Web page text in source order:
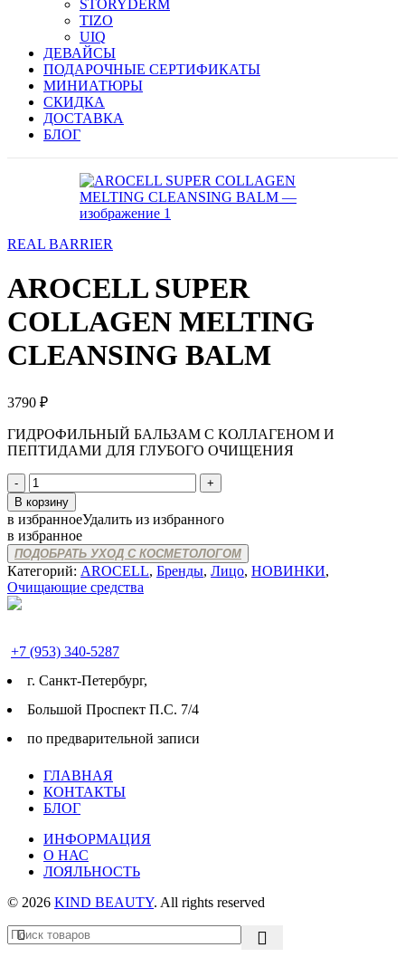
STORYDERM
TIZO
UIQ
ДЕВАЙСЫ
ПОДАРОЧНЫЕ СЕРТИФИКАТЫ
МИНИАТЮРЫ
СКИДКА
ДОСТАВКА
БЛОГ
REAL BARRIER
AROCELL SUPER
COLLAGEN MELTING
CLEANSING BALM
3790 ₽
ГИДРОФИЛЬНЫЙ БАЛЬЗАМ С КОЛЛАГЕНОМ И
ПЕПТИДАМИ ДЛЯ ГЛУБОГО ОЧИЩЕНИЯ
Количество
товара
AROCELL
SUPER
COLLAGEN
MELTING
CLEANSING
BALM
В корзину
в избранноеУдалить из избранного
в избранное
ПОДОБРАТЬ УХОД С КОСМЕТОЛОГОМ
Категорий: AROCELL, Бренды, Лицо, НОВИНКИ,
Очищающие средства
+7 (953) 340-5287
г. Cанкт-Петербург,
Большой Проспект П.С. 7/4
по предварительной записи
ГЛАВНАЯ
КОНТАКТЫ
БЛОГ
ИНФОРМАЦИЯ
О НАС
ЛОЯЛЬНОСТЬ
© 2026 KIND BEAUTY. All rights reserved